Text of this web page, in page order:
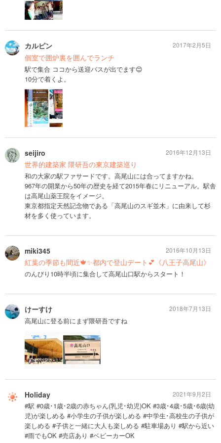
カルピン
個室で囲炉裏を囲んでランチ
駅で集合 ココから送迎バスが出でます😊
10分で着くよ。
2017年2月5日
seijiro
世界的建築家 隈研吾の東京建築巡り
和の大家の駅ファサードです。高尾山には合ってますかね。
967年の開業から50年の歴史を経て2015年春にリニューアル。駅舎
は高尾山薬王院をイメージ。
東京都指定天然記念物である「高尾山のスギ並木」に由来して杉
材を多く使っています。
2016年12月13日
miki345
紅葉の季節も間近🍁✨都内で登山デート💕《八王子高尾山》
のんびり10時半頃に集合して高尾山口駅からスタート！
2016年10月13日
けーすけ
高尾山に登る前にまず隈研吾ですね
2018年7月13日
Holiday
#駅 #0歳･1歳･2歳の赤ちゃん(乳児･幼児)OK #3歳･4歳･5歳･6歳(幼
児)が楽しめる #小学生の子供が楽しめる #中学生･高校生の子供が
楽しめる #子供と一緒に大人も楽しめる #駐車場あり #駅から近い
#雨でもOK #売店あり #ベビーカーOK
2021年9月2日